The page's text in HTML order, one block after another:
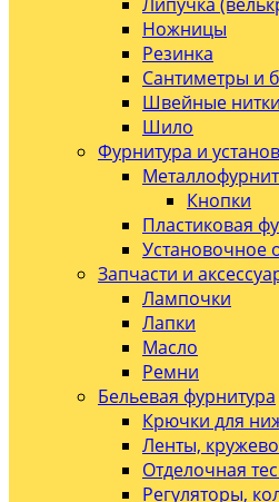
Ножницы
Резинка
Сантиметры и
Швейные нитки
Шило
Фурнитура и
Кнопки
Пластиковая
Установочное
Запчасти и
Лампочки
Лапки
Масло
Ремни
Бельевая фурнитура
Крючки для
Ленты, кружево
Отделочная
Регуляторы,